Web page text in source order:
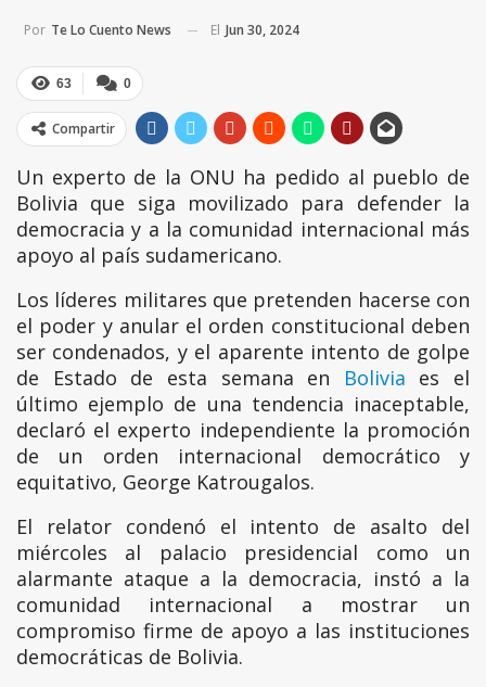
Por Te Lo Cuento News El Jun 30, 2024
0
63
Compartir
Un experto de la ONU ha pedido al pueblo de
Bolivia que siga movilizado para defender la
democracia y a la comunidad internacional más
apoyo al país sudamericano.
Los líderes militares que pretenden hacerse con
el poder y anular el orden constitucional deben
ser condenados, y el aparente intento de golpe
de Estado de esta semana en Bolivia es el
último ejemplo de una tendencia inaceptable,
declaró el experto independiente la promoción
de un orden internacional democrático y
equitativo, George Katrougalos.
El relator condenó el intento de asalto del
miércoles al palacio presidencial como un
alarmante ataque a la democracia, instó a la
comunidad internacional a mostrar un
compromiso firme de apoyo a las instituciones
democráticas de Bolivia.